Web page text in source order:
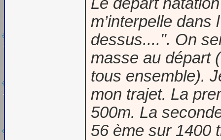
m’interpelle dans
dessus....". On
masse au départ
tous ensemble).
mon trajet. La
500m. La
56 ème sur 1400